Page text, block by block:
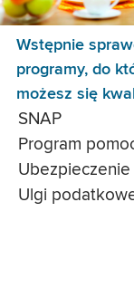
Wstępnie
programy, do
możesz się
SNAP
Program
Ulgi